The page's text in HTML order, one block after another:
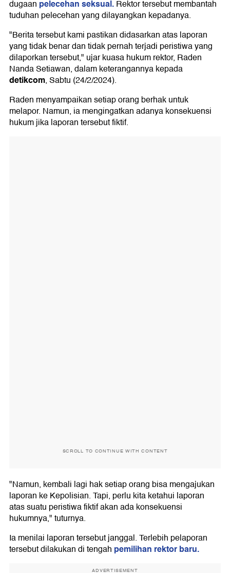
dugaan pelecehan seksual.Rektor tersebut membantah
tuduhan pelecehan yang dilayangkan kepadanya.
"Berita tersebut kami pastikan didasarkan atas laporan
yang tidak benar dan tidak pernah terjadi peristiwa yang
dilaporkan tersebut," ujar kuasa hukum rektor, Raden
Nanda Setiawan, dalam keterangannya kepada
detikcom, Sabtu (24/2/2024).
Raden menyampaikan setiap orang berhak untuk
melapor. Namun, ia mengingatkan adanya konsekuensi
hukum jika laporan tersebut fiktif.
SCROLL TO CONTINUE WITH CONTENT
"Namun, kembali lagi hak setiap orang bisa mengajukan
laporan ke Kepolisian. Tapi, perlu kita ketahui laporan
atas suatu peristiwa fiktif akan ada konsekuensi
hukumnya," tuturnya.
Ia menilai laporan tersebut janggal. Terlebih pelaporan
tersebut dilakukan di tengah pemilihan rektor baru.
ADVERTISEMENT